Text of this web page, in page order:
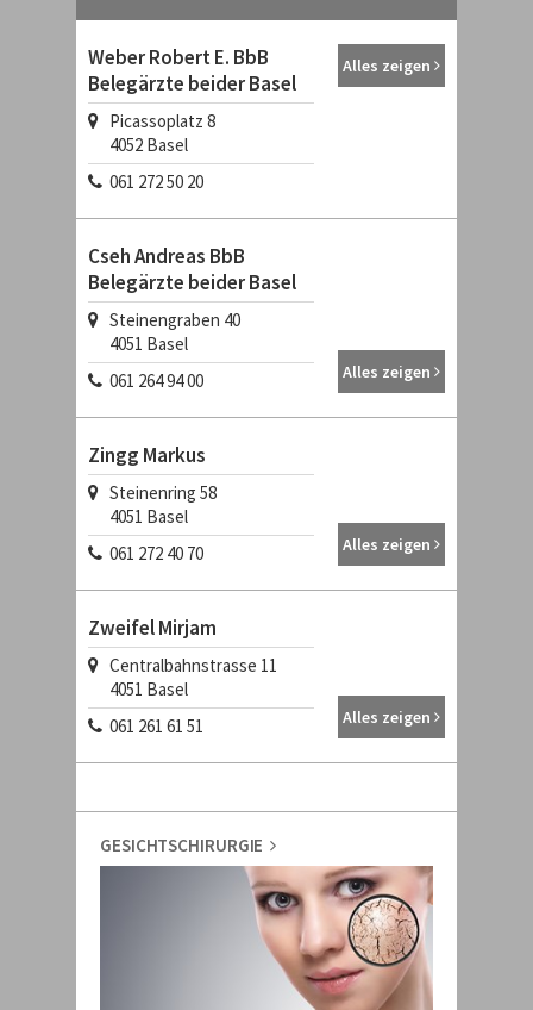
Weber Robert E. BbB
Belegärzte beider Basel
Picassoplatz 8
4052 Basel
061 272 50 20
Alles zeigen
Cseh Andreas BbB
Belegärzte beider Basel
Steinengraben 40
4051 Basel
061 264 94 00
Alles zeigen
Zingg Markus
Steinenring 58
4051 Basel
061 272 40 70
Alles zeigen
Zweifel Mirjam
Centralbahnstrasse 11
4051 Basel
061 261 61 51
Alles zeigen
GESICHTSCHIRURGIE